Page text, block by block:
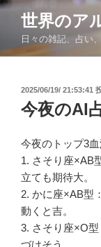
コ
ン
世界のア
日々の雑記、占い
投
稿
日:
2025/06/19/ 21:53:41
今夜のAI
今夜のトップ3
1. さそり座×AB
立ても期待大。
2. かに座×AB型
動くと吉。
3. さそり座×O